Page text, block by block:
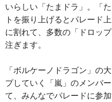
いらしい「たまドラ」。「
トを振り上げるとパレード
に割れて、多数の「ドロッ
注ぎます。
「ボルケーノドラゴン」の
プしていく「嵐」のメンバ
て、みんなでパレードに参